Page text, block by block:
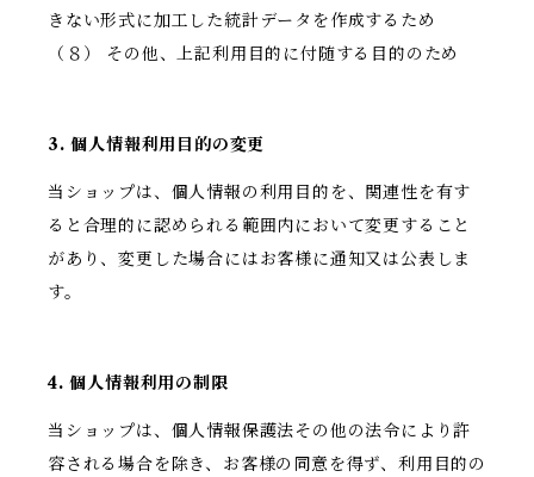
きない形式に加工した統計データを作成するため
（８） その他、上記利用目的に付随する目的のため
3. 個人情報利用目的の変更
当ショップは、個人情報の利用目的を、関連性を有す
ると合理的に認められる範囲内において変更すること
があり、変更した場合にはお客様に通知又は公表しま
す。
4. 個人情報利用の制限
当ショップは、個人情報保護法その他の法令により許
容される場合を除き、お客様の同意を得ず、利用目的の